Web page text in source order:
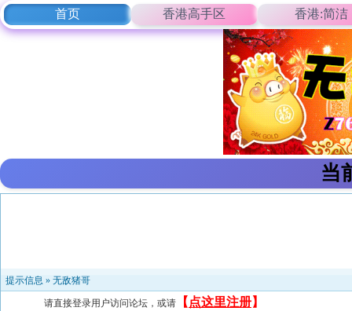
首页 香港高手区 香港:简洁
当
提示信息 » 无敌猪哥
请直接登录用户访问论坛，或请 【 点这里注册】